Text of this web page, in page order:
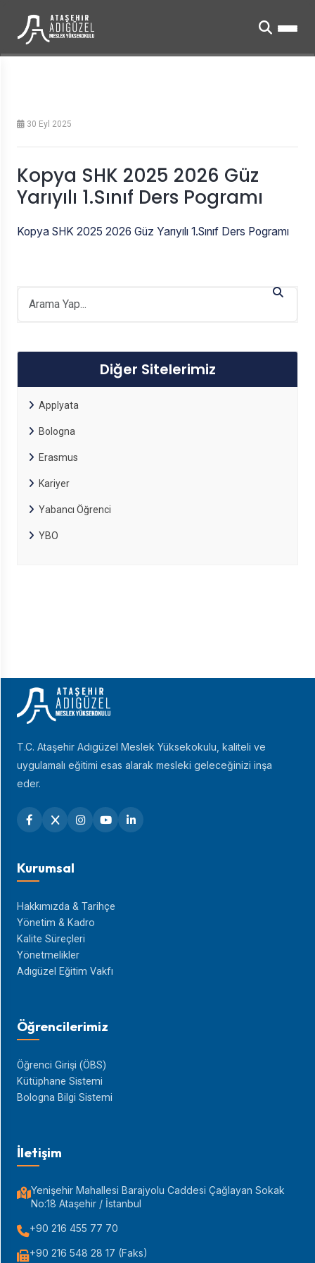
30 Eyl 2025
Kopya SHK 2025 2026 Güz
Yarıyılı 1.Sınıf Ders Pogramı
Kopya SHK 2025 2026 Güz Yarıyılı 1.Sınıf Ders Pogramı
Diğer Sitelerimiz
Applyata
Bologna
Erasmus
Kariyer
Yabancı Öğrenci
YBO
T.C. Ataşehir Adıgüzel Meslek Yüksekokulu, kaliteli ve
uygulamalı eğitimi esas alarak mesleki geleceğinizi inşa
eder.
Kurumsal
Hakkımızda & Tarihçe
Yönetim & Kadro
Kalite Süreçleri
Yönetmelikler
Adıgüzel Eğitim Vakfı
Öğrencilerimiz
Öğrenci Girişi (ÖBS)
Kütüphane Sistemi
Bologna Bilgi Sistemi
İletişim
Yenişehir Mahallesi Barajyolu Caddesi Çağlayan Sokak
No:18 Ataşehir / İstanbul
+90 216 455 77 70
+90 216 548 28 17 (Faks)